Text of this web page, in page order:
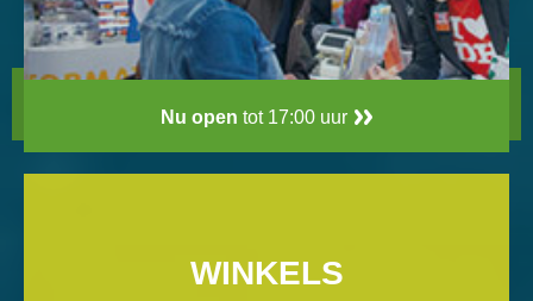
Nu open tot 17:00 uur
WINKELS